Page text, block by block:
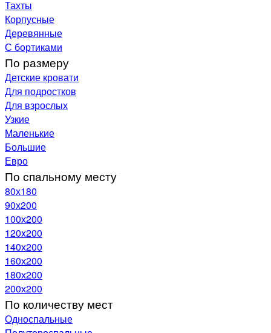
Тахты
Корпусные
Деревянные
С бортиками
По размеру
Детские кровати
Для подростков
Для взрослых
Узкие
Маленькие
Большие
Евро
По спальному месту
80х180
90х200
100х200
120x200
140х200
160х200
180х200
200х200
По количеству мест
Односпальные